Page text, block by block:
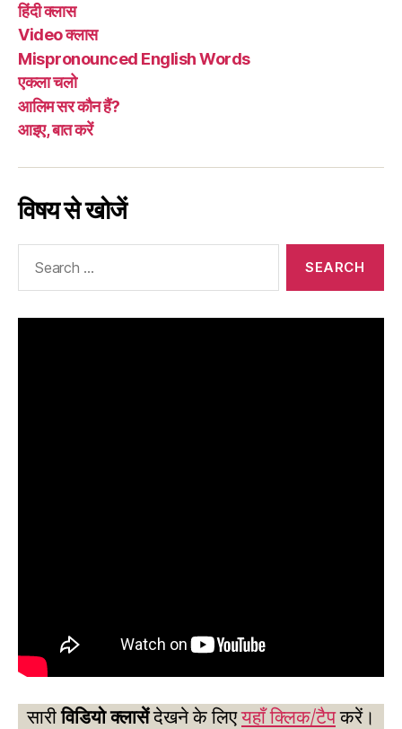
हिंदी क्लास
Video क्लास
Mispronounced English Words
एकला चलो
आलिम सर कौन हैं?
आइए, बात करें
विषय से खोजें
सारीविडियो क्लासेंदेखने के लिएयहाँ क्लिक/टैपकरें।